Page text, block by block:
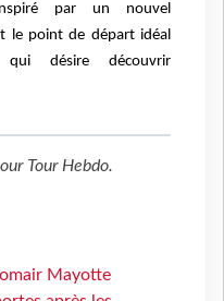
par un nouvel
le point de départ idéal
qui désire découvrir
Tour Hebdo.
Mayotte